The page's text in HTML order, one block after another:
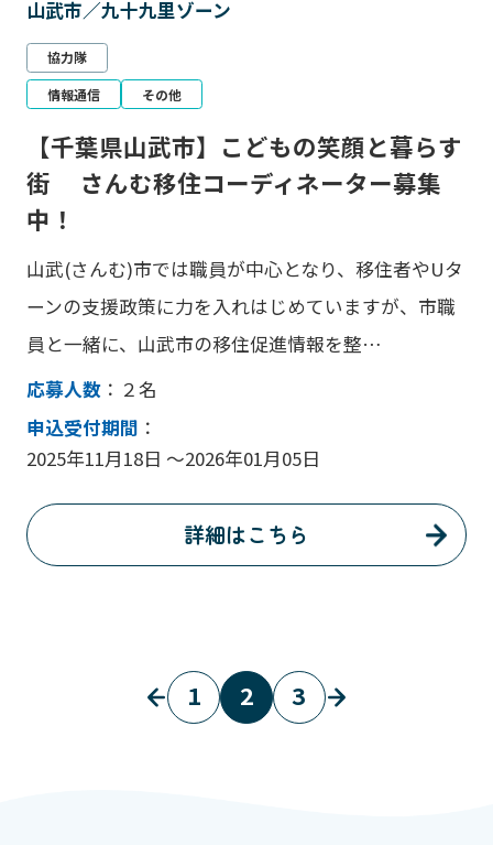
山武市／九十九里ゾーン
協力隊
情報通信
その他
【千葉県山武市】こどもの笑顔と暮らす
街 さんむ移住コーディネーター募集
中！
山武(さんむ)市では職員が中心となり、移住者やUタ
ーンの支援政策に力を入れはじめていますが、市職
員と一緒に、山武市の移住促進情報を整…
応募人数：２名
申込受付期間 ：
2025年11月18日 ～2026年01月05日
詳細はこちら
1 2 3